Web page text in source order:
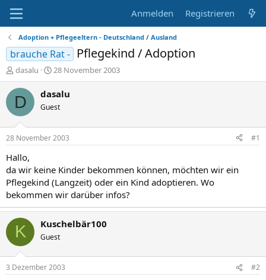
Anmelden Registrieren
Adoption + Pflegeeltern - Deutschland / Ausland
brauche Rat - Pflegekind / Adoption
E
r
s
e
r
dasalu
E
r
s
e
l
t
m
28 November 2003
D dasalu
Guest
28 November 2003 #1
Hallo,
da wir keine Kinder bekommen können, möchten wir ein
Pflegekind (Langzeit) oder ein Kind adoptieren. Wo
bekommen wir darüber infos?
K Kuschelbär100
Guest
3 Dezember 2003 #2